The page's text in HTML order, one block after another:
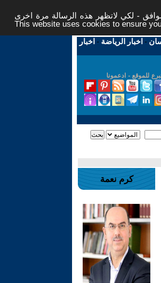
- لكي لاتظهر هذه الرسالة مرة اخرى -
This website uses cookies to ensure
- اخبار الرياضة - اخبار
للموقع - ادعمونا
كرم نعمة